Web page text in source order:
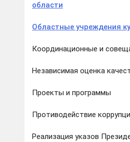
области
Областные учреждения
Координационные и
Независимая оценка
Проекты и программы
Противодействие
Реализация указов